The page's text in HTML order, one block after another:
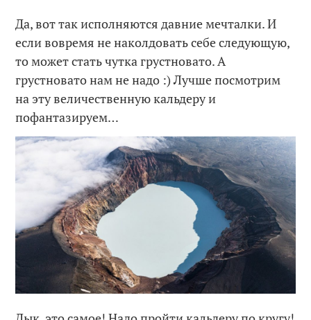
Да, вот так исполняются давние мечталки. И
если вовремя не наколдовать себе следующую,
то может стать чутка грустновато. А
грустновато нам не надо :) Лучше посмотрим
на эту величественную кальдеру и
пофантазируем…